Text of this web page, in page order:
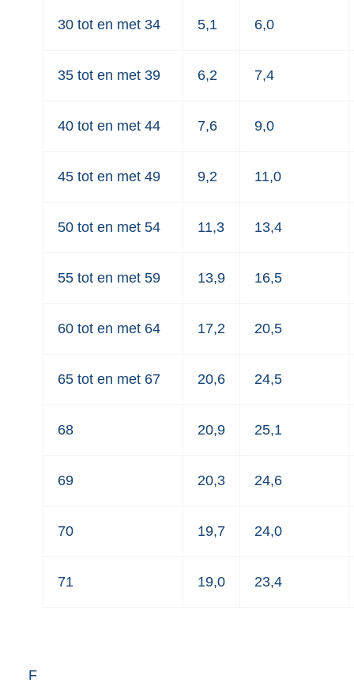
30 tot en met 34 5,1 6,0
35 tot en met 39 6,2 7,4
40 tot en met 44 7,6 9,0
45 tot en met 49 9,2 11,0
50 tot en met 54 11,3 13,4
55 tot en met 59 13,9 16,5
60 tot en met 64 17,2 20,5
65 tot en met 67 20,6 24,5
68 20,9 25,1
69 20,3 24,6
70 19,7 24,0
71 19,0 23,4
F